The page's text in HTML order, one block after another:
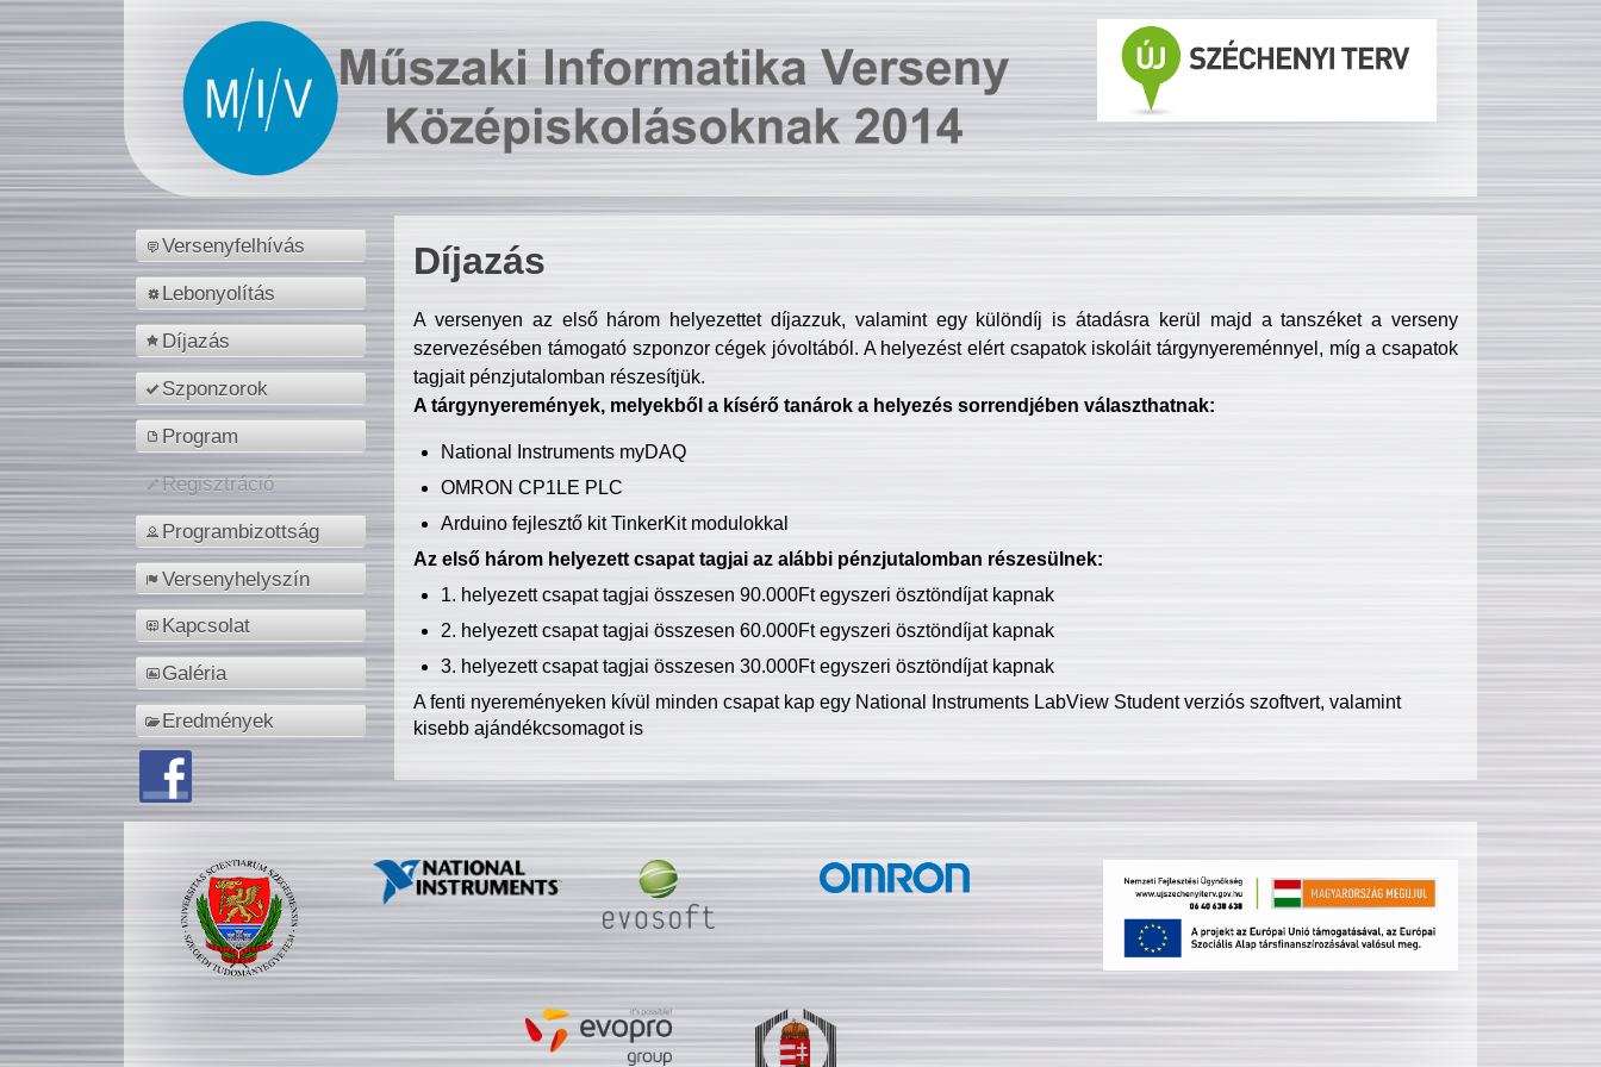
Versenyfelhívás
Lebonyolítás
Díjazás
Szponzorok
Program
Regisztráció
Programbizottság
Versenyhelyszín
Kapcsolat
Galéria
Eredmények
Díjazás
A versenyen az első három helyezettet díjazzuk, valamint egy különdíj is átadásra kerül majd a tanszéket a verseny
szervezésében támogató szponzor cégek jóvoltából. A helyezést elért csapatok iskoláit tárgynyereménnyel, míg a csapatok
tagjait pénzjutalomban részesítjük.
A tárgynyeremények, melyekből a kísérő tanárok a helyezés sorrendjében választhatnak:
National Instruments myDAQ
OMRON CP1LE PLC
Arduino fejlesztő kit TinkerKit modulokkal
Az első három helyezett csapat tagjai az alábbi pénzjutalomban részesülnek:
1. helyezett csapat tagjai összesen 90.000Ft egyszeri ösztöndíjat kapnak
2. helyezett csapat tagjai összesen 60.000Ft egyszeri ösztöndíjat kapnak
3. helyezett csapat tagjai összesen 30.000Ft egyszeri ösztöndíjat kapnak
A fenti nyereményeken kívül minden csapat kap egy National Instruments LabView Student verziós szoftvert, valamint
kisebb ajándékcsomagot is